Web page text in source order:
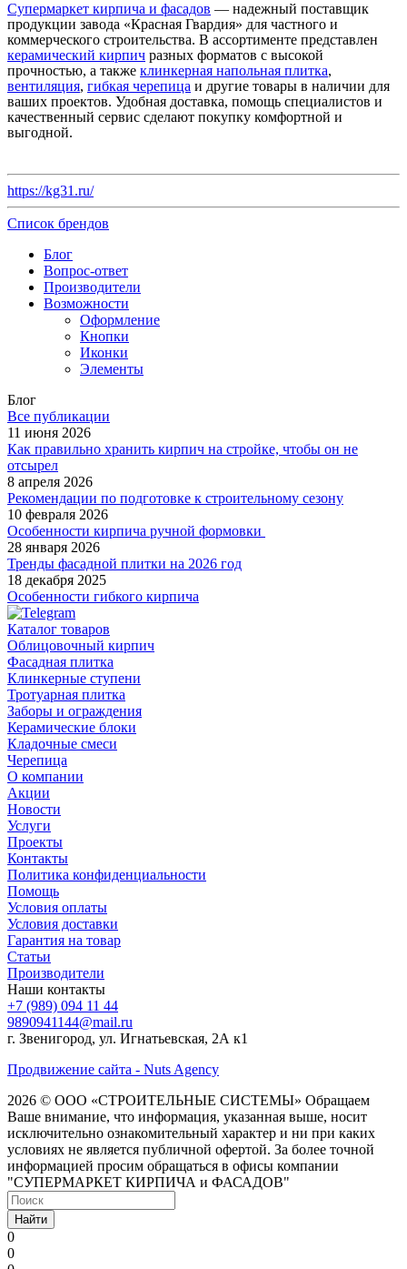
Супермаркет кирпича и фасадов — надежный поставщик
продукции завода «Красная Гвардия» для частного и
коммерческого строительства. В ассортименте представлен
керамический кирпич разных форматов с высокой
прочностью, а также клинкерная напольная плитка,
вентиляция, гибкая черепица и другие товары в наличии для
ваших проектов. Удобная доставка, помощь специалистов и
качественный сервис сделают покупку комфортной и
выгодной.
https://kg31.ru/
Список брендов
Блог
Вопрос-ответ
Производители
Возможности
Оформление
Кнопки
Иконки
Элементы
Блог
Все публикации
11 июня 2026
Как правильно хранить кирпич на стройке, чтобы он не
отсырел
8 апреля 2026
Рекомендации по подготовке к строительному сезону
10 февраля 2026
Особенности кирпича ручной формовки
28 января 2026
Тренды фасадной плитки на 2026 год
18 декабря 2025
Особенности гибкого кирпича
Каталог товаров
Облицовочный кирпич
Фасадная плитка
Клинкерные ступени
Тротуарная плитка
Заборы и ограждения
Керамические блоки
Кладочные смеси
Черепица
О компании
Акции
Новости
Услуги
Проекты
Контакты
Политика конфиденциальности
Помощь
Условия оплаты
Условия доставки
Гарантия на товар
Статьи
Производители
Наши контакты
+7 (989) 094 11 44
9890941144@mail.ru
г. Звенигород, ул. Игнатьевская, 2А к1
Продвижение сайта - Nuts Agency
2026 © ООО «СТРОИТЕЛЬНЫЕ СИСТЕМЫ» Обращаем
Ваше внимание, что информация, указанная выше, носит
исключительно ознакомительный характер и ни при каких
условиях не является публичной офертой. За более точной
информацией просим обращаться в офисы компании
"СУПЕРМАРКЕТ КИРПИЧА и ФАСАДОВ"
Найти
0
0